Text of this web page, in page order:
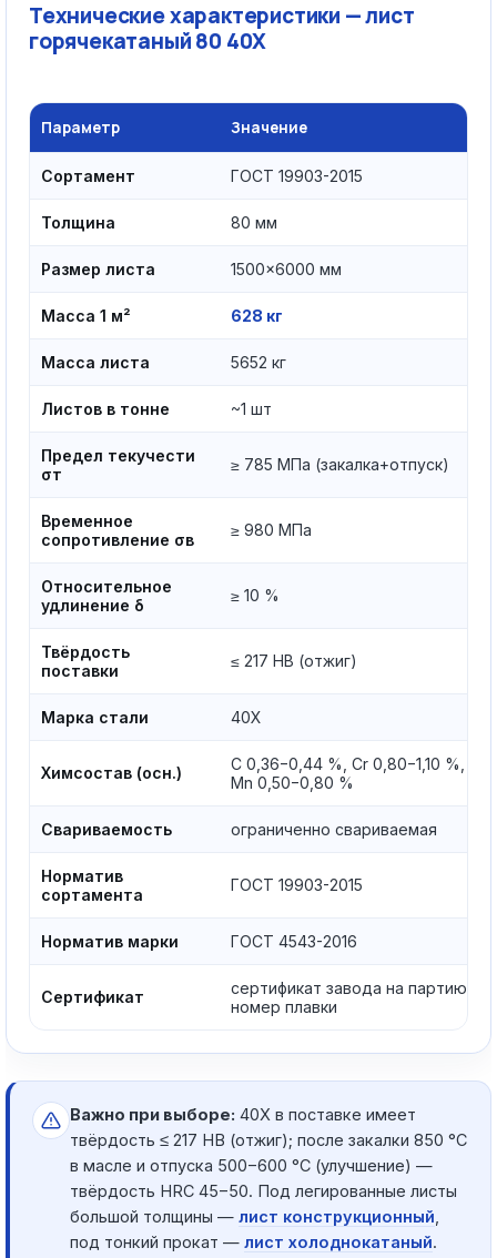
Технические характеристики — лист
горячекатаный 80 40Х
Параметр Значение
Сортамент ГОСТ 19903-2015
Толщина 80 мм
Размер листа 1500×6000 мм
Масса 1 м² 628 кг
Масса листа 5652 кг
Листов в тонне ~1 шт
Предел текучести
σт
≥ 785 МПа (закалка+отпуск)
Временное
сопротивление σв
≥ 980 МПа
Относительное
удлинение δ
≥ 10 %
Твёрдость
поставки
≤ 217 HB (отжиг)
Марка стали 40Х
Химсостав (осн.)
C 0,36−0,44 %, Cr 0,80−1,10 %,
Mn 0,50−0,80 %
Свариваемость ограниченно свариваемая
Норматив
сортамента
ГОСТ 19903-2015
Норматив марки ГОСТ 4543-2016
Сертификат
сертификат завода на партию,
номер плавки
Важно при выборе: 40Х в поставке имеет
твёрдость ≤ 217 HB (отжиг); после закалки 850 °C
в масле и отпуска 500−600 °C (улучшение) —
твёрдость HRC 45−50. Под легированные листы
большой толщины — лист конструкционный
под тонкий прокат — лист холоднокатаный.